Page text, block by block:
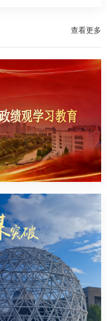
查看更多